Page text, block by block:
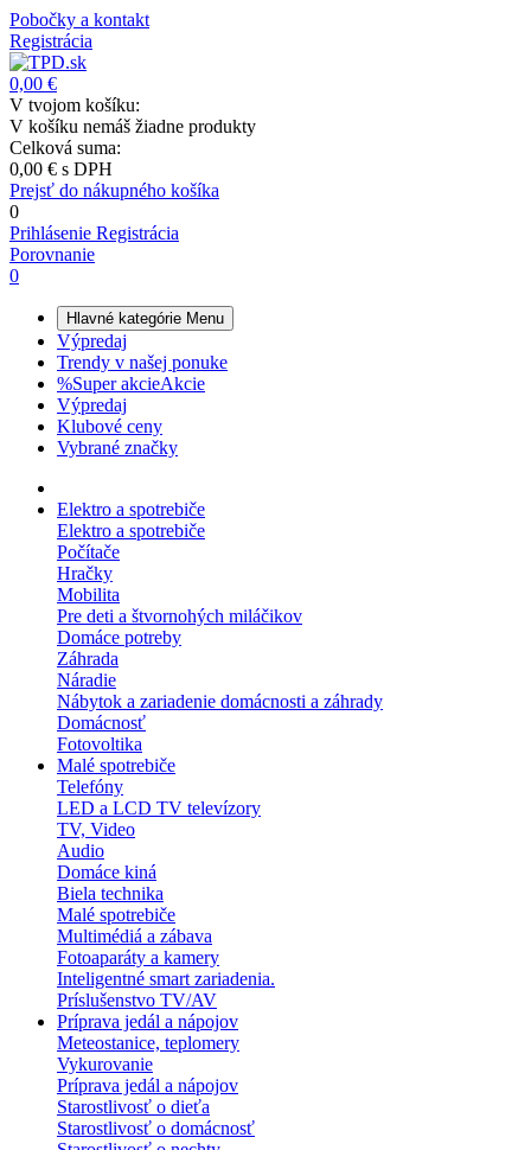
Pobočky a kontakt
Registrácia
0,00 €
V tvojom košíku:
V košíku nemáš žiadne produkty
Celková suma:
0,00 € s DPH
Prejsť do nákupného košíka
0
Prihlásenie Registrácia
Porovnanie
0
Hlavné kategórie Menu
Výpredaj
Trendy v našej ponuke
%Super akcieAkcie
Výpredaj
Klubové ceny
Vybrané značky
Elektro a spotrebiče
Elektro a spotrebiče
Počítače
Hračky
Mobilita
Pre deti a štvornohých miláčikov
Domáce potreby
Záhrada
Náradie
Nábytok a zariadenie domácnosti a záhrady
Domácnosť
Fotovoltika
Malé spotrebiče
Telefóny
LED a LCD TV televízory
TV, Video
Audio
Domáce kiná
Biela technika
Malé spotrebiče
Multimédiá a zábava
Fotoaparáty a kamery
Inteligentné smart zariadenia.
Príslušenstvo TV/AV
Príprava jedál a nápojov
Meteostanice, teplomery
Vykurovanie
Príprava jedál a nápojov
Starostlivosť o dieťa
Starostlivosť o domácnosť